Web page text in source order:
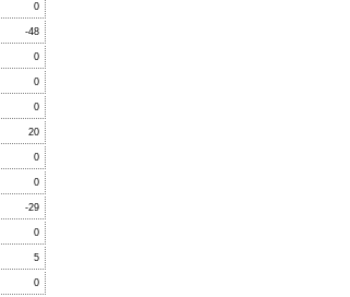
0
-48
0
0
0
20
0
0
-29
0
5
0